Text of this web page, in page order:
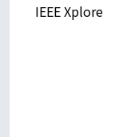
IEEE Xplore